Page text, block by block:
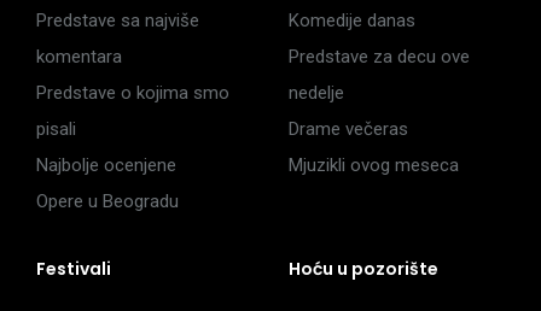
Predstave sa najviše
komentara
Predstave o kojima smo
pisali
Najbolje ocenjene
Opere u Beogradu
Komedije danas
Predstave za decu ove
nedelje
Drame večeras
Mjuzikli ovog meseca
Festivali Hoću u pozorište